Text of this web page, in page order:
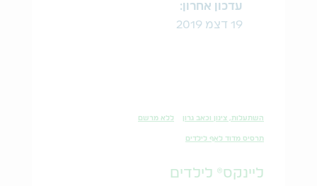
עדכון אחרון:
19 דצמ 2019
השתעלות, צינון וכאב גרון ללא מרשם
תרסיס מדוד לאף לילדים
ליינקס® לילדים